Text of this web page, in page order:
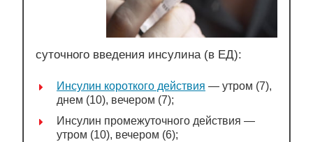
суточного введения инсулина (в ЕД):
Инсулин короткого действия — утром (7),
днем (10), вечером (7);
Инсулин промежуточного действия —
утром (10), вечером (6);